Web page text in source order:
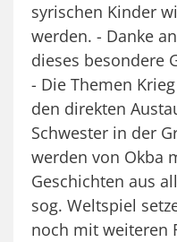
syrischen Kinder
werden. - Danke
dieses besondere
- Die Themen
den direkten
Schwester in der
werden von Okba
Geschichten aus
sog. Weltspiel
noch mit weiteren